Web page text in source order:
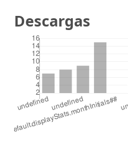
Descargas